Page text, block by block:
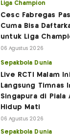
Liga Champion
Cesc Fabregas
Cuma Bisa
untuk Liga
06 Agustus 2026
Sepakbola Dunia
Live RCTI Malam
Langsung Timnas
Singapura di Piala
Hidup Mati
06 Agustus 2026
Sepakbola Dunia